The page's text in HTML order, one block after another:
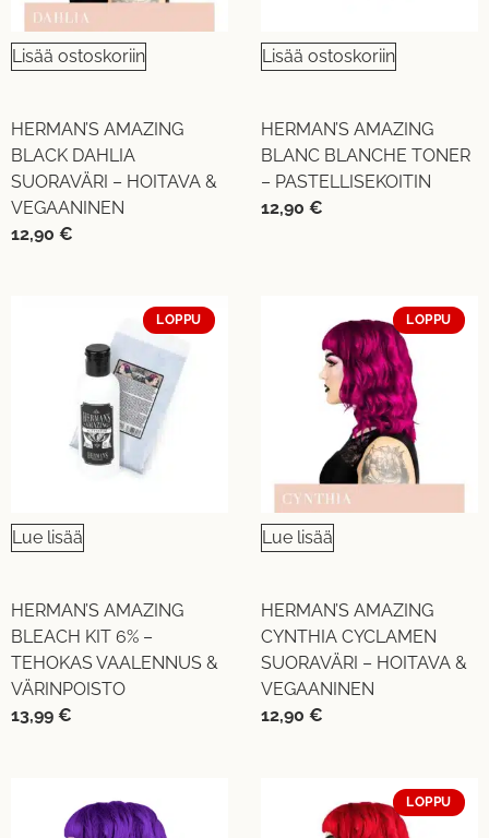
Lisää ostoskoriin
HERMAN’S AMAZING
BLACK DAHLIA
SUORAVÄRI – HOITAVA &
VEGAANINEN
12,90 €
Lisää ostoskoriin
HERMAN’S AMAZING
BLANC BLANCHE TONER
– PASTELLISEKOITIN
12,90 €
LOPPU
Lue lisää
HERMAN’S AMAZING
BLEACH KIT 6% –
TEHOKAS VAALENNUS &
VÄRINPOISTO
13,99 €
LOPPU
Lue lisää
HERMAN’S AMAZING
CYNTHIA CYCLAMEN
SUORAVÄRI – HOITAVA &
VEGAANINEN
12,90 €
LOPPU